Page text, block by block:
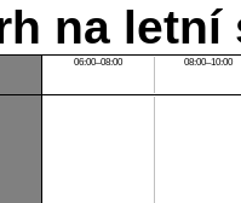
na letní
06:00–08:00 08:00–10:00